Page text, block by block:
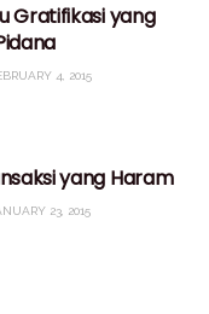
Gratifikasi yang
4, 2015
yang Haram
23, 2015